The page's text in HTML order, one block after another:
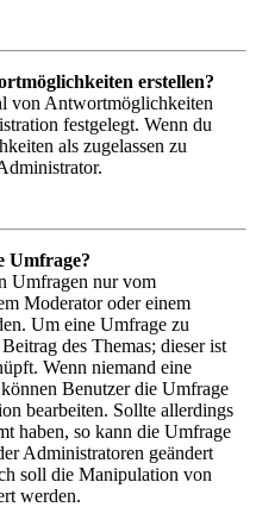
erstellen?
von Antwortmöglichkeiten
festgelegt. Wenn du
als zugelassen zu
Umfrage?
Umfragen nur vom
Moderator oder einem
Um eine Umfrage zu
des Themas; dieser ist
Wenn niemand eine
Benutzer die Umfrage
bearbeiten. Sollte allerdings
haben, so kann die Umfrage
Administratoren geändert
soll die Manipulation von
werden.